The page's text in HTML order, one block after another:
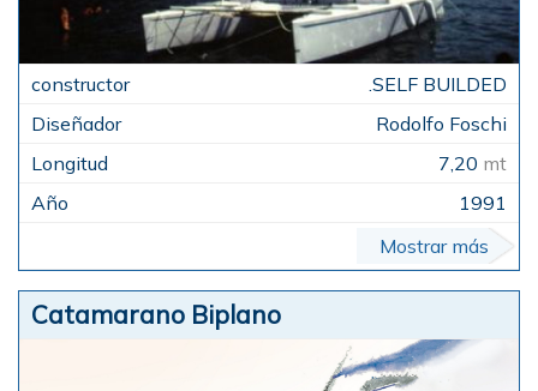
.SELF BUILDED
Rodolfo Foschi
7,20 mt
1991
Mostrar más
Catamarano Biplano